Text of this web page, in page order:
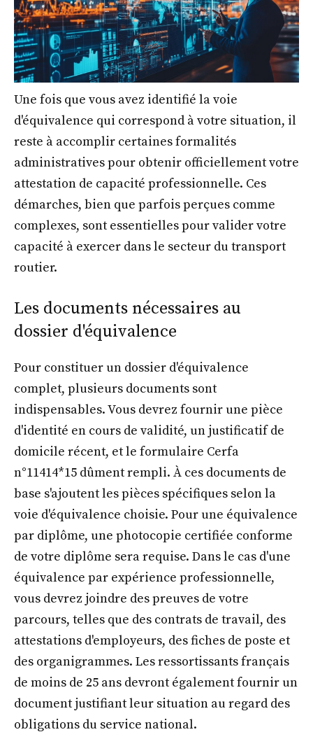
Une fois que vous avez identifié la voie
d'équivalence qui correspond à votre situation, il
reste à accomplir certaines formalités
administratives pour obtenir officiellement votre
attestation de capacité professionnelle. Ces
démarches, bien que parfois perçues comme
complexes, sont essentielles pour valider votre
capacité à exercer dans le secteur du transport
routier.
Les documents nécessaires au
dossier d'équivalence
Pour constituer un dossier d'équivalence
complet, plusieurs documents sont
indispensables. Vous devrez fournir une pièce
d'identité en cours de validité, un justificatif de
domicile récent, et le formulaire Cerfa
n°11414*15 dûment rempli. À ces documents de
base s'ajoutent les pièces spécifiques selon la
voie d'équivalence choisie. Pour une équivalence
par diplôme, une photocopie certifiée conforme
de votre diplôme sera requise. Dans le cas d'une
équivalence par expérience professionnelle,
vous devrez joindre des preuves de votre
parcours, telles que des contrats de travail, des
attestations d'employeurs, des fiches de poste et
des organigrammes. Les ressortissants français
de moins de 25 ans devront également fournir un
document justifiant leur situation au regard des
obligations du service national.